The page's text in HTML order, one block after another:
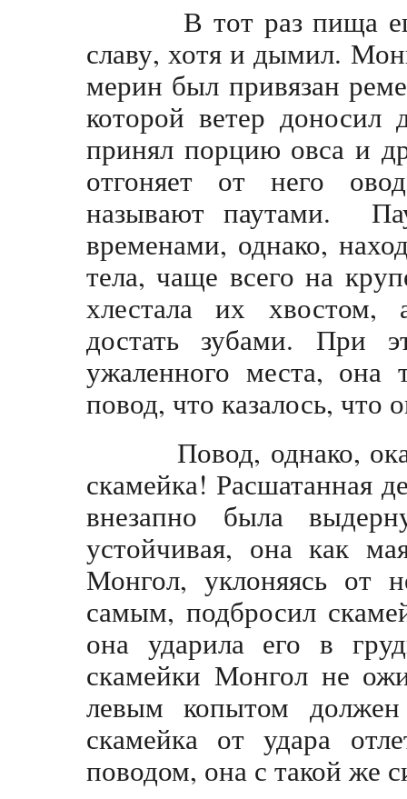
В тот раз пища
славу, хотя и дымил.
мерин был привязан
которой ветер
принял порцию овса и
отгоняет от него
называют паутами.
временами, однако,
тела, чаще всего на
хлестала их хвостом,
достать зубами. При
ужаленного места, она
повод, что казалось, что
Повод, однако,
скамейка! Расшатанная
внезапно была
устойчивая, она как
Монгол, уклоняясь от
самым, подбросил
она ударила его в
скамейки Монгол не
левым копытом
скамейка от удара
поводом, она с такой же